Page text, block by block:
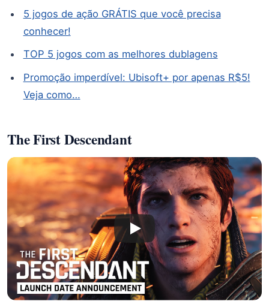
5 jogos de ação GRÁTIS que você precisa
conhecer!
TOP 5 jogos com as melhores dublagens
Promoção imperdível: Ubisoft+ por apenas R$5!
Veja como…
The First Descendant